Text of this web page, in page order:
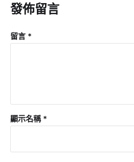
發佈留言
留言 *
顯示名稱 *